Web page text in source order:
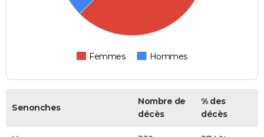
Femmes Hommes
Senonches
Nombre de
décès
% des
décès